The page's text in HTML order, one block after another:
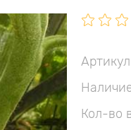
Кол-во